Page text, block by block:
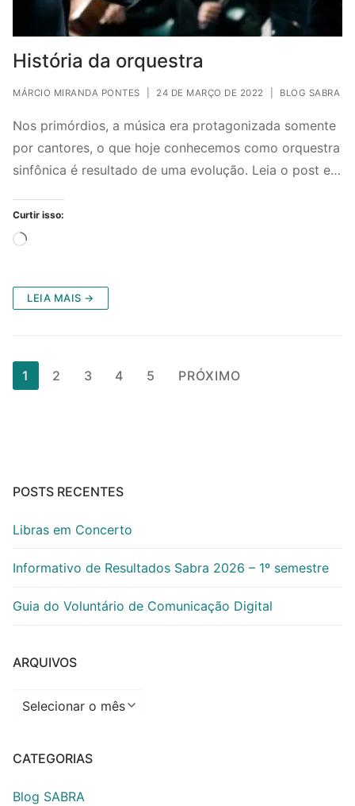
História da orquestra
MÁRCIO MIRANDA PONTES 24 DE MARÇO DE 2022 BLOG SABRA
Nos primórdios, a música era protagonizada somente
por cantores, o que hoje conhecemos como orquestra
sinfônica é resultado de uma evolução. Leia o post e…
Curtir isso:
Carregando...
LEIA MAIS →
Paginação
de
1 2 3 4 5 PRÓXIMO
POSTS RECENTES
Libras em Concerto
Informativo de Resultados Sabra 2026 – 1º semestre
Guia do Voluntário de Comunicação Digital
ARQUIVOS
Arquivos
CATEGORIAS
Blog SABRA